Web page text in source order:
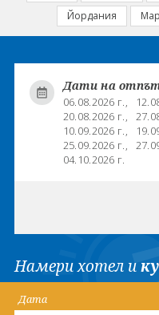
Политика за лични
данни
ПОСЛЕДВАЙТЕ НИ
Йордания
Дати на
06.08.2026 г.,
20.08.2026 г.,
10.09.2026 г.,
25.09.2026 г.,
04.10.2026 г.
Намери хотел и
Дата